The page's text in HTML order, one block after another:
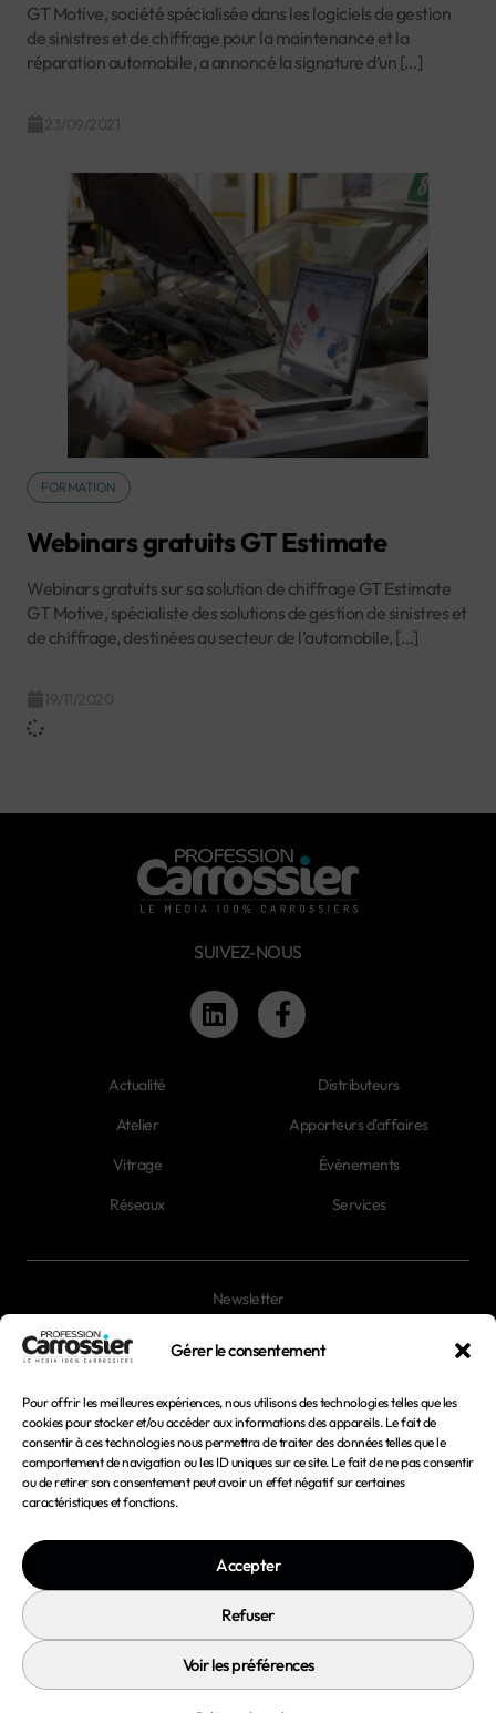
Gérer le consentement
Pour offrir les meilleures expériences, nous utilisons des technologies telles que les
cookies pour stocker et/ou accéder aux informations des appareils. Le fait de
consentir à ces technologies nous permettra de traiter des données telles que le
comportement de navigation ou les ID uniques sur ce site. Le fait de ne pas consentir
ou de retirer son consentement peut avoir un effet négatif sur certaines
caractéristiques et fonctions.
Accepter
Refuser
Voir les préférences
GT Motive, société spécialisée dans les logiciels de gestion
de sinistres et de chiffrage pour la maintenance et la
réparation automobile, a annoncé la signature d’un […]
FORMATION
Webinars gratuits GT Estimate
Webinars gratuits sur sa solution de chiffrage GT Estimate
GT Motive, spécialiste des solutions de gestion de sinistres et
de chiffrage, destinées au secteur de l’automobile, […]
SUIVEZ-NOUS
Actualité
Atelier
Vitrage
Réseaux
Distributeurs
Apporteurs d'affaires
Évènements
Services
Newsletter
Mentions légales
Conditions générales d'utilisation
Conditions générales de vente
Politique de cookies
© 2026 Profession Carrossier - Tous droits réservés